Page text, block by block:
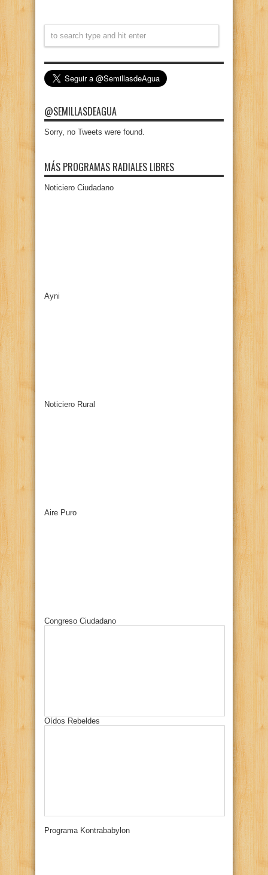
@SEMILLASDEAGUA
Sorry, no Tweets were found.
MÁS PROGRAMAS RADIALES LIBRES
Noticiero Ciudadano
Ayni
Noticiero Rural
Aire Puro
Congreso Ciudadano
Oídos Rebeldes
Programa Kontrababylon